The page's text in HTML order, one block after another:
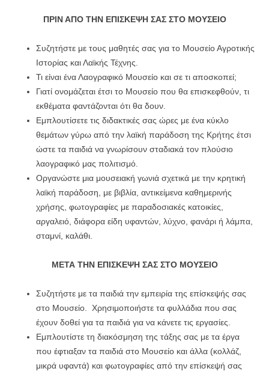
ΠΡΙΝ ΑΠΟ ΤΗΝ ΕΠΙΣΚΕΨΗ ΣΑΣ ΣΤΟ ΜΟΥΣΕΙΟ
Συζητήστε με τους μαθητές σας για το Μουσείο Αγροτικής
Ιστορίας και Λαϊκής Τέχνης.
Τι είναι ένα Λαογραφικό Μουσείο και σε τι αποσκοπεί;
Γιατί ονομάζεται έτσι το Μουσείο που θα επισκεφθούν, τι
εκθέματα φαντάζονται ότι θα δουν.
Εμπλουτίσετε τις διδακτικές σας ώρες με ένα κύκλο
θεμάτων γύρω από την λαϊκή παράδοση της Κρήτης έτσι
ώστε τα παιδιά να γνωρίσουν σταδιακά τον πλούσιο
λαογραφικό μας πολιτισμό.
Οργανώστε μια μουσειακή γωνιά σχετικά με την κρητική
λαϊκή παράδοση, με βιβλία, αντικείμενα καθημερινής
χρήσης, φωτογραφίες με παραδοσιακές κατοικίες,
αργαλειό, διάφορα είδη υφαντών, λύχνο, φανάρι ή λάμπα,
σταμνί, καλάθι.
ΜΕΤΑ ΤΗΝ ΕΠΙΣΚΕΨΗ ΣΑΣ ΣΤΟ ΜΟΥΣΕΙΟ
Συζητήστε με τα παιδιά την εμπειρία της επίσκεψής σας
στο Μουσείο. Χρησιμοποιήστε τα φυλλάδια που σας
έχουν δοθεί για τα παιδιά για να κάνετε τις εργασίες.
Εμπλουτίστε τη διακόσμηση της τάξης σας με τα έργα
που έφτιαξαν τα παιδιά στο Μουσείο και άλλα (κολλάζ,
μικρά υφαντά) και φωτογραφίες από την επίσκεψή σας